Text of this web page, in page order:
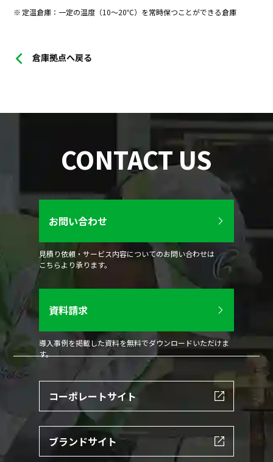
定温倉庫：一定の温度（10～20℃）を常時保つことができる倉庫
倉庫拠点へ戻る
CONTACT US
お問い合わせ
見積り依頼・サービス内容についてのお問い合わせは
こちらより承ります。
資料請求
導入事例を掲載した資料を無料でダウンロードいただけま
す。
コーポレートサイト
ブランドサイト